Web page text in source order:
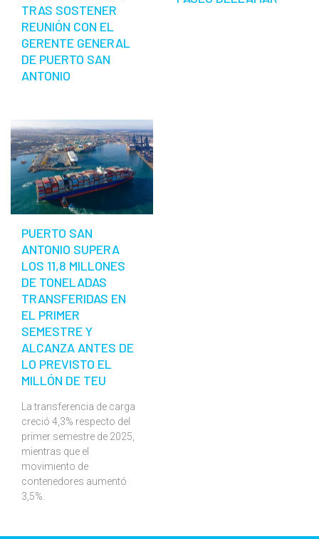
TRAS SOSTENER
REUNIÓN CON EL
GERENTE GENERAL
DE PUERTO SAN
ANTONIO
PUERTO SAN
ANTONIO SUPERA
LOS 11,8 MILLONES
DE TONELADAS
TRANSFERIDAS EN
EL PRIMER
SEMESTRE Y
ALCANZA ANTES DE
LO PREVISTO EL
MILLÓN DE TEU
La transferencia de carga
creció 4,3% respecto del
primer semestre de 2025,
mientras que el
movimiento de
contenedores aumentó
3,5%.